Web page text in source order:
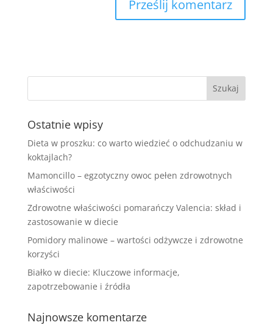
Ostatnie wpisy
Dieta w proszku: co warto wiedzieć o odchudzaniu w
koktajlach?
Mamoncillo – egzotyczny owoc pełen zdrowotnych
właściwości
Zdrowotne właściwości pomarańczy Valencia: skład i
zastosowanie w diecie
Pomidory malinowe – wartości odżywcze i zdrowotne
korzyści
Białko w diecie: Kluczowe informacje,
zapotrzebowanie i źródła
Najnowsze komentarze